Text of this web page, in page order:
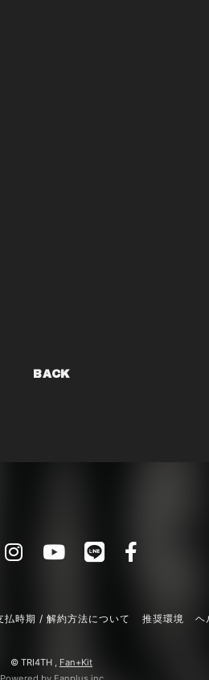
BACK
払時期 / 解約方法について 推奨環境 ヘ
© TRI4TH , Fan+Kit